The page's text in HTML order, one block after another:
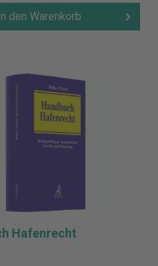
den Warenkorb
Hafenrecht